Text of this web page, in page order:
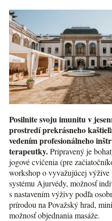
Posilnite svoju imunitu v
prostredí prekrásneho
vedením profesionálneho
terapeutky.Pripravený je
jogové cvičenia (pre
workshop o vyvažujúcej výžive
systému Ajurvédy, možnosť
s nastavením výživy podľa
prírodou na Považský hrad,
možnosť objednania masáže.